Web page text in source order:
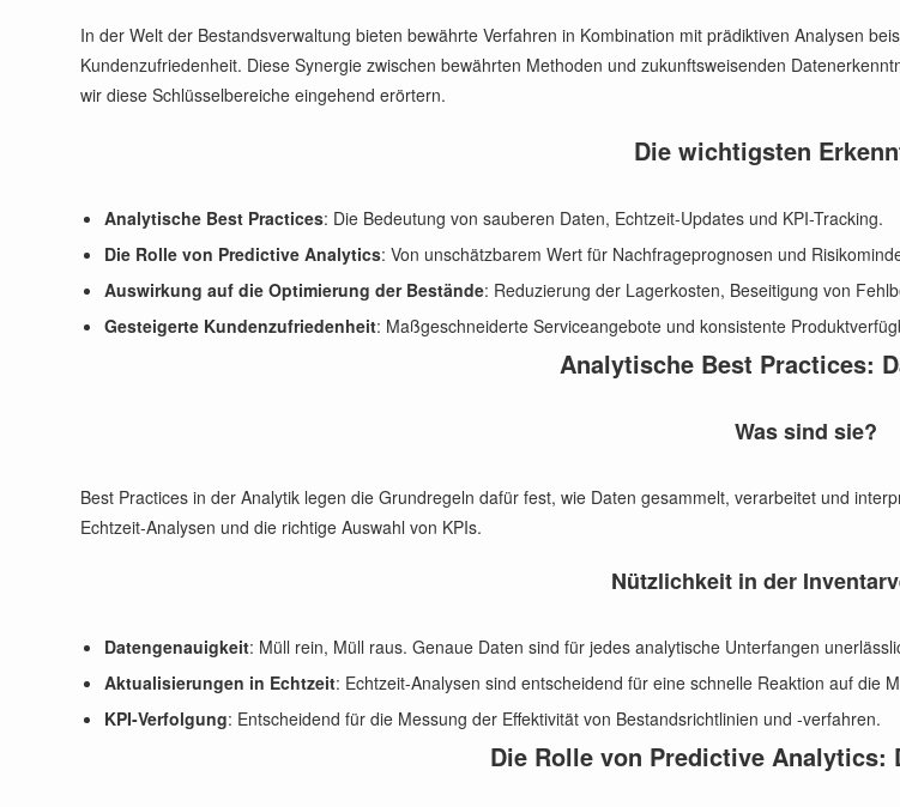
In der Welt der Bestandsverwaltung bieten bewährte Verfahren in Kombination mit prädiktiven Analysen
Kundenzufriedenheit. Diese Synergie zwischen bewährten Methoden und zukunftsweisenden
wir diese Schlüsselbereiche eingehend erörtern.
Die wichtigsten
Analytische Best Practices: Die Bedeutung von sauberen Daten, Echtzeit-Updates und KPI-Tracking.
Die Rolle von Predictive Analytics: Von unschätzbarem Wert für Nachfrageprognosen und
Auswirkung auf die Optimierung der Bestände: Reduzierung der Lagerkosten, Beseitigung von
Gesteigerte Kundenzufriedenheit: Maßgeschneiderte Serviceangebote und konsistente
Analytische Best Practices:
Was sind sie?
Best Practices in der Analytik legen die Grundregeln dafür fest, wie Daten gesammelt, verarbeitet und
Echtzeit-Analysen und die richtige Auswahl von KPIs.
Nützlichkeit in der
Datengenauigkeit: Müll rein, Müll raus. Genaue Daten sind für jedes analytische Unterfangen
Aktualisierungen in Echtzeit: Echtzeit-Analysen sind entscheidend für eine schnelle Reaktion auf die
KPI-Verfolgung: Entscheidend für die Messung der Effektivität von Bestandsrichtlinien und -verfahren.
Die Rolle von Predictive Analytics: